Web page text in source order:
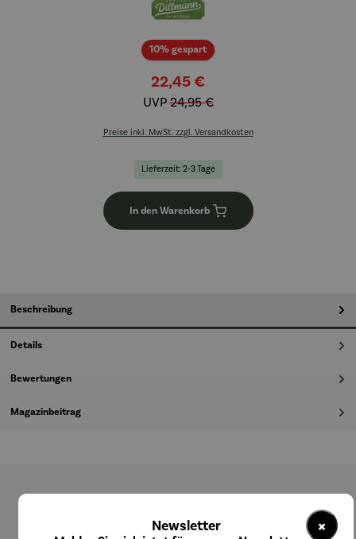
10% gespartRabatt
22,45 €
UVP24,95 €
Preise inkl. MwSt. zzgl. Versandkosten
Lieferzeit: 2-3 Tage
In den Warenkorb
Beschreibung
Details
Bewertungen
Magazinbeitrag
×
Newsletter